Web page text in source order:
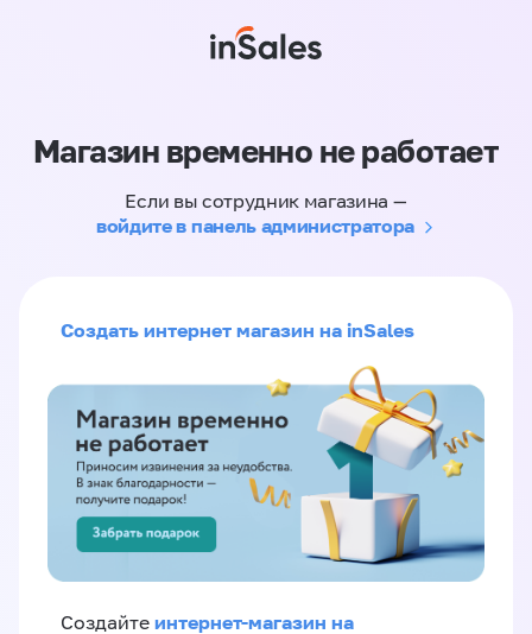
Магазин временно не работает
Если вы сотрудник магазина —
войдите в панель администратора
Создать интернет магазин на inSales
Создайте интернет-магазин на